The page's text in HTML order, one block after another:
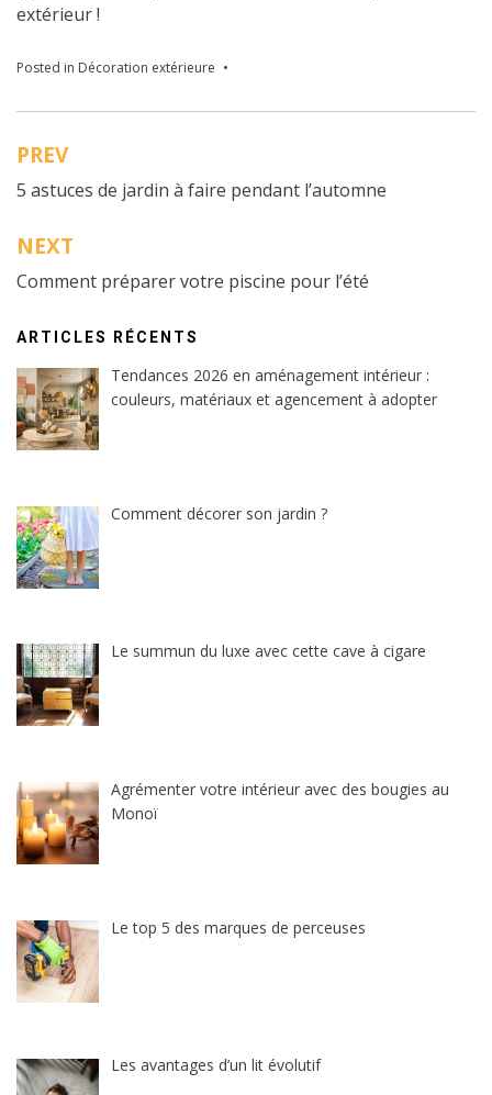
extérieur !
Posted in Décoration extérieure
Navigation
de
l’article
PREV
5 astuces de jardin à faire pendant l’automne
NEXT
Comment préparer votre piscine pour l’été
ARTICLES RÉCENTS
Tendances 2026 en aménagement intérieur :
couleurs, matériaux et agencement à adopter
Comment décorer son jardin ?
Le summun du luxe avec cette cave à cigare
Agrémenter votre intérieur avec des bougies au
Monoï
Le top 5 des marques de perceuses
Les avantages d’un lit évolutif